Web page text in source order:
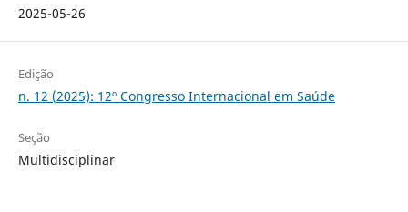
2025-05-26
Edição
n. 12 (2025): 12º Congresso Internacional em Saúde
Seção
Multidisciplinar